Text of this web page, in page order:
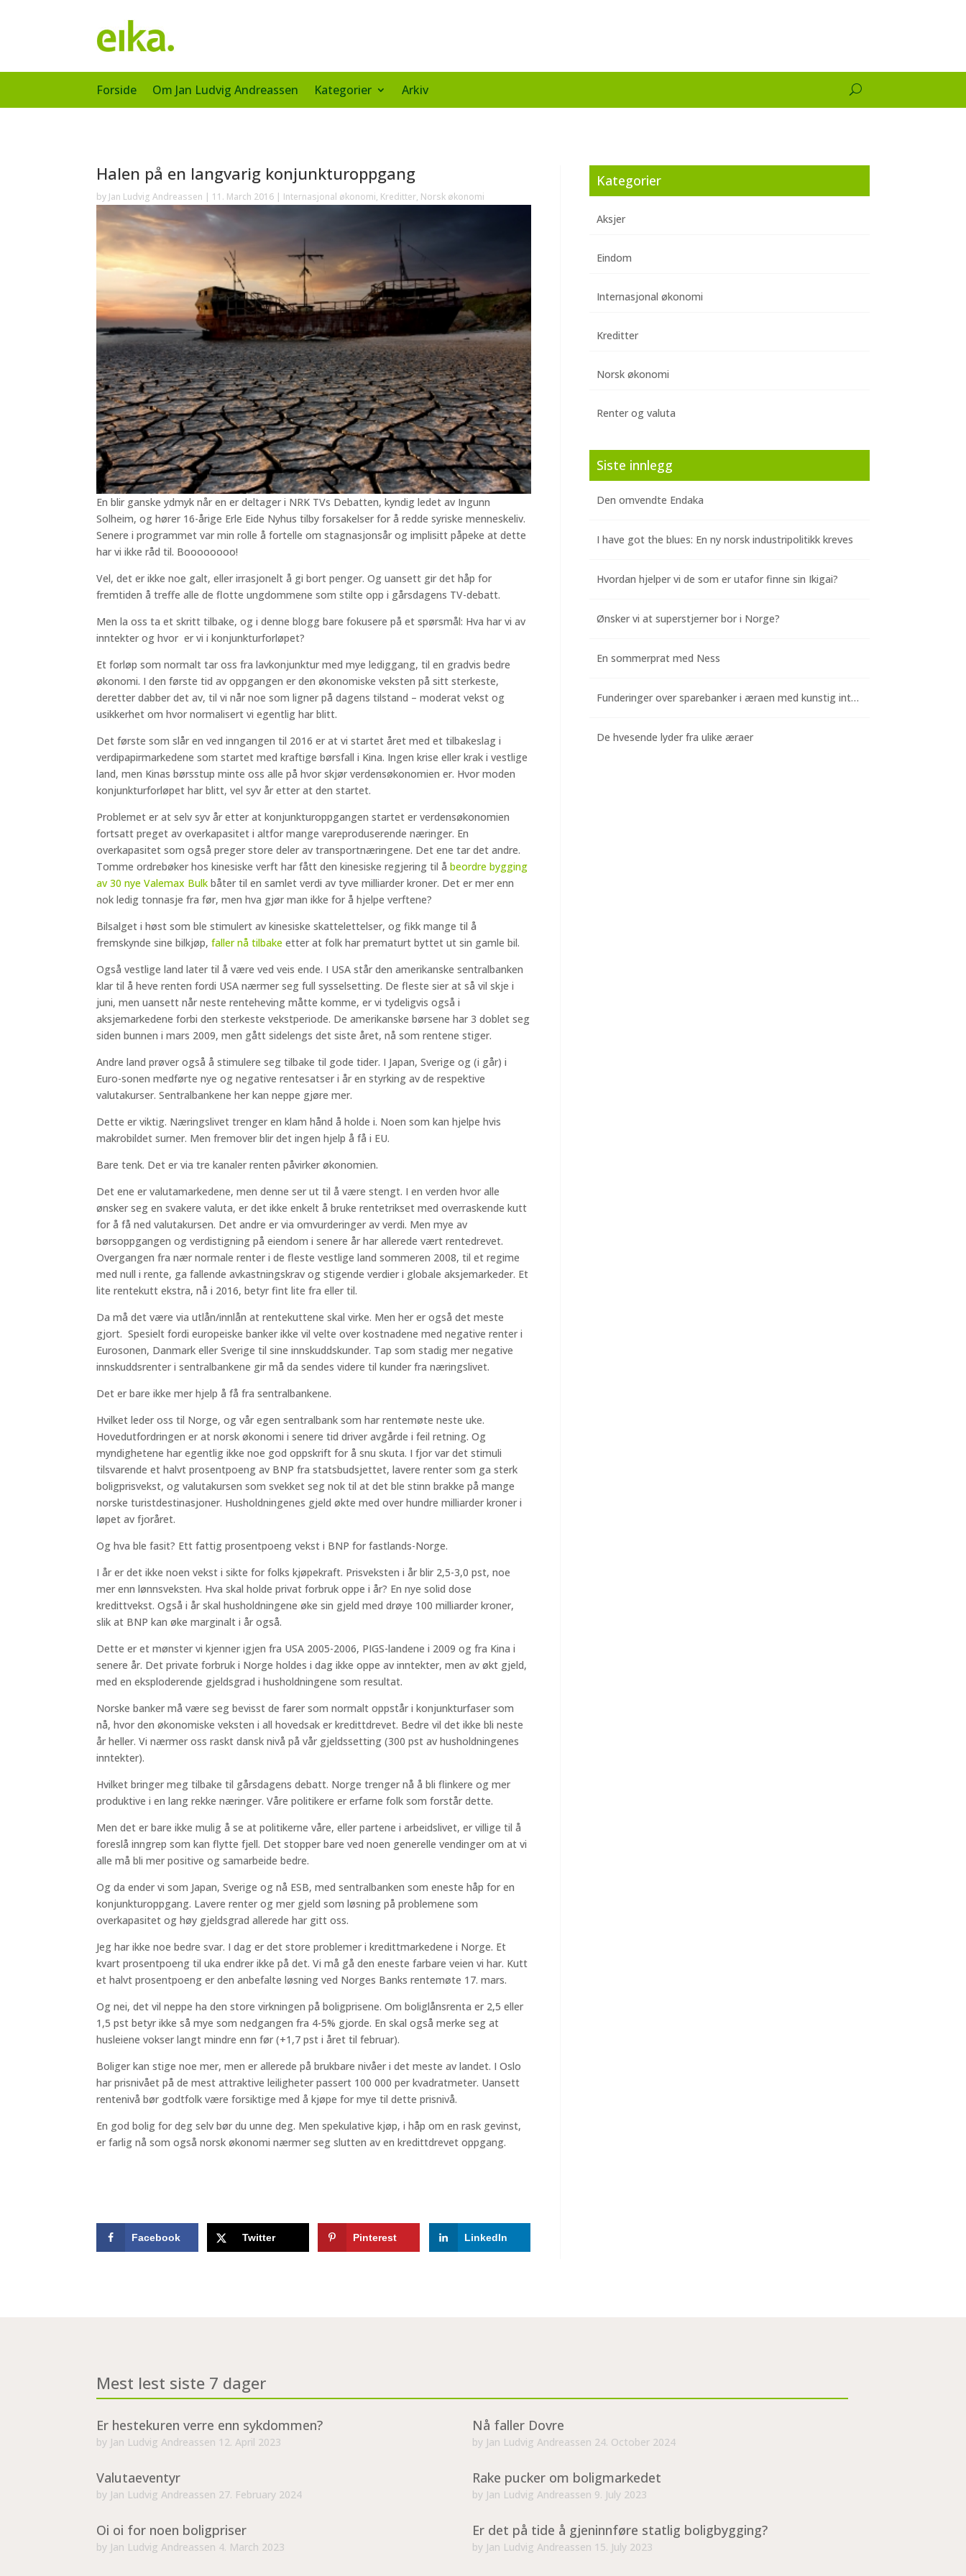
Forside Om Jan Ludvig Andreassen Kategorier Arkiv
Halen på en langvarig konjunkturoppgang
by Jan Ludvig Andreassen | 11. March 2016 | Internasjonal økonomi, Kreditter, Norsk økonomi
En blir ganske ydmyk når en er deltager i NRK TVs Debatten, kyndig ledet av Ingunn
Solheim, og hører 16-årige Erle Eide Nyhus tilby forsakelser for å redde syriske menneskeliv.
Senere i programmet var min rolle å fortelle om stagnasjonsår og implisitt påpeke at dette
har vi ikke råd til. Boooooooo!
Vel, det er ikke noe galt, eller irrasjonelt å gi bort penger. Og uansett gir det håp for
fremtiden å treffe alle de flotte ungdommene som stilte opp i gårsdagens TV-debatt.
Men la oss ta et skritt tilbake, og i denne blogg bare fokusere på et spørsmål: Hva har vi av
inntekter og hvor er vi i konjunkturforløpet?
Et forløp som normalt tar oss fra lavkonjunktur med mye lediggang, til en gradvis bedre
økonomi. I den første tid av oppgangen er den økonomiske veksten på sitt sterkeste,
deretter dabber det av, til vi når noe som ligner på dagens tilstand – moderat vekst og
usikkerhet om hvor normalisert vi egentlig har blitt.
Det første som slår en ved inngangen til 2016 er at vi startet året med et tilbakeslag i
verdipapirmarkedene som startet med kraftige børsfall i Kina. Ingen krise eller krak i vestlige
land, men Kinas børsstup minte oss alle på hvor skjør verdensøkonomien er. Hvor moden
konjunkturforløpet har blitt, vel syv år etter at den startet.
Problemet er at selv syv år etter at konjunkturoppgangen startet er verdensøkonomien
fortsatt preget av overkapasitet i altfor mange vareproduserende næringer. En
overkapasitet som også preger store deler av transportnæringene. Det ene tar det andre.
Tomme ordrebøker hos kinesiske verft har fått den kinesiske regjering til å beordre bygging
av 30 nye Valemax Bulkbåter til en samlet verdi av tyve milliarder kroner. Det er mer enn
nok ledig tonnasje fra før, men hva gjør man ikke for å hjelpe verftene?
Bilsalget i høst som ble stimulert av kinesiske skattelettelser, og fikk mange til å
fremskynde sine bilkjøp,faller nå tilbakeetter at folk har prematurt byttet ut sin gamle bil.
Også vestlige land later til å være ved veis ende. I USA står den amerikanske sentralbanken
klar til å heve renten fordi USA nærmer seg full sysselsetting. De fleste sier at så vil skje i
juni, men uansett når neste renteheving måtte komme, er vi tydeligvis også i
aksjemarkedene forbi den sterkeste vekstperiode. De amerikanske børsene har 3 doblet seg
siden bunnen i mars 2009, men gått sidelengs det siste året, nå som rentene stiger.
Andre land prøver også å stimulere seg tilbake til gode tider. I Japan, Sverige og (i går) i
Euro-sonen medførte nye og negative rentesatser i år en styrking av de respektive
valutakurser. Sentralbankene her kan neppe gjøre mer.
Dette er viktig. Næringslivet trenger en klam hånd å holde i. Noen som kan hjelpe hvis
makrobildet surner. Men fremover blir det ingen hjelp å få i EU.
Bare tenk. Det er via tre kanaler renten påvirker økonomien.
Det ene er valutamarkedene, men denne ser ut til å være stengt. I en verden hvor alle
ønsker seg en svakere valuta, er det ikke enkelt å bruke rentetrikset med overraskende kutt
for å få ned valutakursen. Det andre er via omvurderinger av verdi. Men mye av
børsoppgangen og verdistigning på eiendom i senere år har allerede vært rentedrevet.
Overgangen fra nær normale renter i de fleste vestlige land sommeren 2008, til et regime
med null i rente, ga fallende avkastningskrav og stigende verdier i globale aksjemarkeder. Et
lite rentekutt ekstra, nå i 2016, betyr fint lite fra eller til.
Da må det være via utlån/innlån at rentekuttene skal virke. Men her er også det meste
gjort. Spesielt fordi europeiske banker ikke vil velte over kostnadene med negative renter i
Eurosonen, Danmark eller Sverige til sine innskuddskunder. Tap som stadig mer negative
innskuddsrenter i sentralbankene gir må da sendes videre til kunder fra næringslivet.
Det er bare ikke mer hjelp å få fra sentralbankene.
Hvilket leder oss til Norge, og vår egen sentralbank som har rentemøte neste uke.
Hovedutfordringen er at norsk økonomi i senere tid driver avgårde i feil retning. Og
myndighetene har egentlig ikke noe god oppskrift for å snu skuta. I fjor var det stimuli
tilsvarende et halvt prosentpoeng av BNP fra statsbudsjettet, lavere renter som ga sterk
boligprisvekst, og valutakursen som svekket seg nok til at det ble stinn brakke på mange
norske turistdestinasjoner. Husholdningenes gjeld økte med over hundre milliarder kroner i
løpet av fjoråret.
Og hva ble fasit? Ett fattig prosentpoeng vekst i BNP for fastlands-Norge.
I år er det ikke noen vekst i sikte for folks kjøpekraft. Prisveksten i år blir 2,5-3,0 pst, noe
mer enn lønnsveksten. Hva skal holde privat forbruk oppe i år? En nye solid dose
kredittvekst. Også i år skal husholdningene øke sin gjeld med drøye 100 milliarder kroner,
slik at BNP kan øke marginalt i år også.
Dette er et mønster vi kjenner igjen fra USA 2005-2006, PIGS-landene i 2009 og fra Kina i
senere år. Det private forbruk i Norge holdes i dag ikke oppe av inntekter, men av økt gjeld,
med en eksploderende gjeldsgrad i husholdningene som resultat.
Norske banker må være seg bevisst de farer som normalt oppstår i konjunkturfaser som
nå, hvor den økonomiske veksten i all hovedsak er kredittdrevet. Bedre vil det ikke bli neste
år heller. Vi nærmer oss raskt dansk nivå på vår gjeldssetting (300 pst av husholdningenes
inntekter).
Hvilket bringer meg tilbake til gårsdagens debatt. Norge trenger nå å bli flinkere og mer
produktive i en lang rekke næringer. Våre politikere er erfarne folk som forstår dette.
Men det er bare ikke mulig å se at politikerne våre, eller partene i arbeidslivet, er villige til å
foreslå inngrep som kan flytte fjell. Det stopper bare ved noen generelle vendinger om at vi
alle må bli mer positive og samarbeide bedre.
Og da ender vi som Japan, Sverige og nå ESB, med sentralbanken som eneste håp for en
konjunkturoppgang. Lavere renter og mer gjeld som løsning på problemene som
overkapasitet og høy gjeldsgrad allerede har gitt oss.
Jeg har ikke noe bedre svar. I dag er det store problemer i kredittmarkedene i Norge. Et
kvart prosentpoeng til uka endrer ikke på det. Vi må gå den eneste farbare veien vi har. Kutt
et halvt prosentpoeng er den anbefalte løsning ved Norges Banks rentemøte 17. mars.
Og nei, det vil neppe ha den store virkningen på boligprisene. Om boliglånsrenta er 2,5 eller
1,5 pst betyr ikke så mye som nedgangen fra 4-5% gjorde. En skal også merke seg at
husleiene vokser langt mindre enn før (+1,7 pst i året til februar).
Boliger kan stige noe mer, men er allerede på brukbare nivåer i det meste av landet. I Oslo
har prisnivået på de mest attraktive leiligheter passert 100 000 per kvadratmeter. Uansett
rentenivå bør godtfolk være forsiktige med å kjøpe for mye til dette prisnivå.
En god bolig for deg selv bør du unne deg. Men spekulative kjøp, i håp om en rask gevinst,
er farlig nå som også norsk økonomi nærmer seg slutten av en kredittdrevet oppgang.
Facebook Twitter Pinterest LinkedIn
Kategorier
Aksjer
Eindom
Internasjonal økonomi
Kreditter
Norsk økonomi
Renter og valuta
Siste innlegg
Den omvendte Endaka
I have got the blues: En ny norsk industripolitikk kreves
Hvordan hjelper vi de som er utafor finne sin Ikigai?
Ønsker vi at superstjerner bor i Norge?
En sommerprat med Ness
Funderinger over sparebanker i æraen med kunstig intelligens
De hvesende lyder fra ulike æraer
Mest lest siste 7 dager
Er hestekuren verre enn sykdommen?
by Jan Ludvig Andreassen 12. April 2023
Nå faller Dovre
by Jan Ludvig Andreassen 24. October 2024
Valutaeventyr
by Jan Ludvig Andreassen 27. February 2024
Rake pucker om boligmarkedet
by Jan Ludvig Andreassen 9. July 2023
Oi oi for noen boligpriser
by Jan Ludvig Andreassen 4. March 2023
Er det på tide å gjeninnføre statlig boligbygging?
by Jan Ludvig Andreassen 15. July 2023